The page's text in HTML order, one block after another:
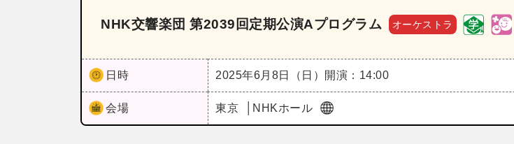
NHK交響楽団 第2039回定期公演Aプログラム オーケストラ
日時 2025年6月8日（日） 開演：14:00
会場 東京 NHKホール